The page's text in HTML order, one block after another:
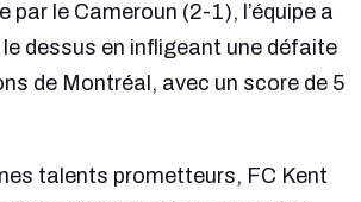
par le Cameroun (2-1), l’équipe a
dessus en infligeant une défaite
de Montréal, avec un score de 5
talents prometteurs, FC Kent